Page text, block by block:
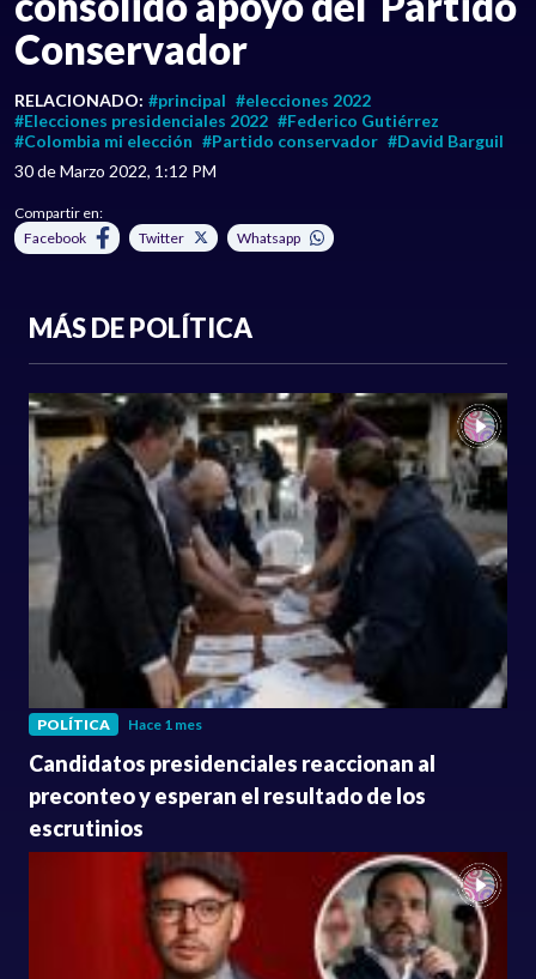
Conservador
RELACIONADO: #principal #elecciones 2022
#Elecciones presidenciales 2022 #Federico Gutiérrez
#Colombia mi elección #Partido conservador #David Barguil
30 de Marzo 2022, 1:12 PM
Compartir en:
Facebook
Twitter Whatsapp
MÁS DE POLÍTICA
POLÍTICA Hace 1 mes
Candidatos presidenciales reaccionan al
preconteo y esperan el resultado de los
escrutinios